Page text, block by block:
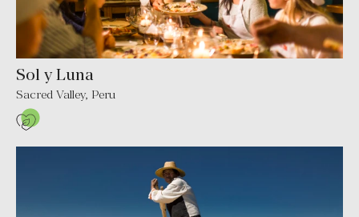
Sol y Luna
Sacred Valley, Peru